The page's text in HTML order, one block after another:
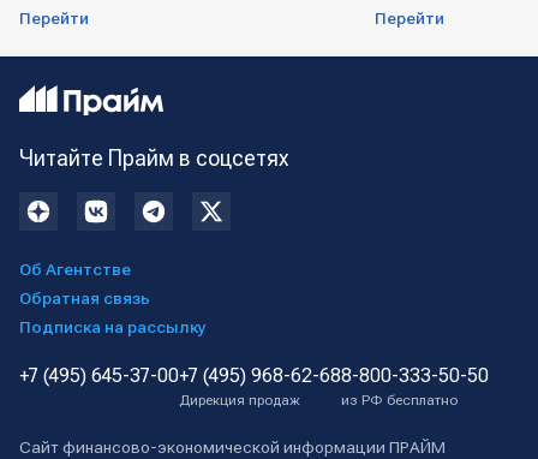
Перейти Перейти
Читайте Прайм в соцсетях
Об Агентстве
Обратная связь
Подписка на рассылку
+7 (495) 645-37-00+7 (495) 968-62-68
Дирекция продаж
8-800-333-50-50
из РФ бесплатно
Сайт финансово-экономической информации ПРАЙМ